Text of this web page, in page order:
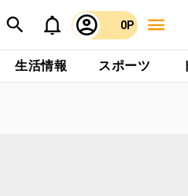
0P
生活情報 スポーツ